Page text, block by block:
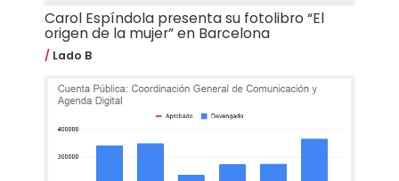
Carol Espíndola presenta su fotolibro “El
origen de la mujer” en Barcelona
Lado B